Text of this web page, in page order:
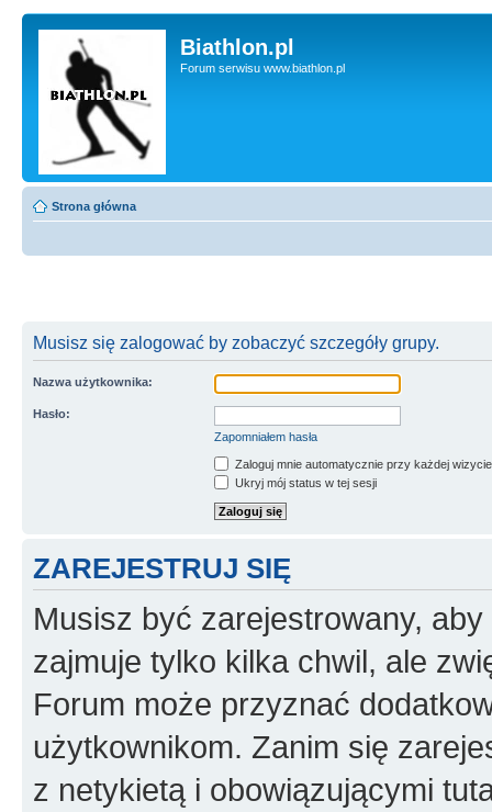
Biathlon.pl
Forum serwisu www.biathlon.pl
Strona główna
Musisz się zalogować by zobaczyć szczegóły grupy.
Nazwa użytkownika:
Hasło:
Zapomniałem hasła
Zaloguj mnie automatycznie przy każdej wizycie
Ukryj mój status w tej sesji
ZAREJESTRUJ SIĘ
Musisz być zarejestrowany,
zajmuje tylko kilka chwil, ale
Forum może przyznać
użytkownikom. Zanim się
z netykietą i obowiązującymi